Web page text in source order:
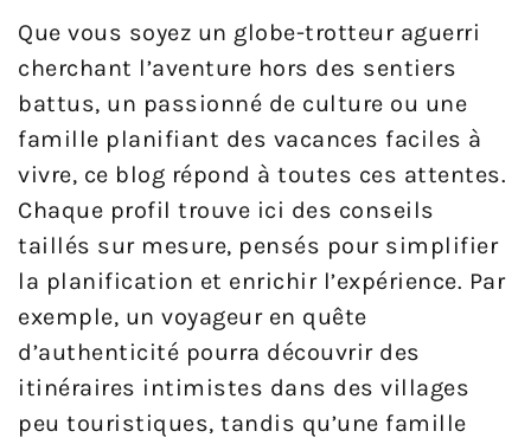
Que vous soyez un globe-trotteur aguerri
cherchant l’aventure hors des sentiers
battus, un passionné de culture ou une
famille planifiant des vacances faciles à
vivre, ce blog répond à toutes ces attentes.
Chaque profil trouve ici des conseils
taillés sur mesure, pensés pour simplifier
la planification et enrichir l’expérience. Par
exemple, un voyageur en quête
d’authenticité pourra découvrir des
itinéraires intimistes dans des villages
peu touristiques, tandis qu’une famille